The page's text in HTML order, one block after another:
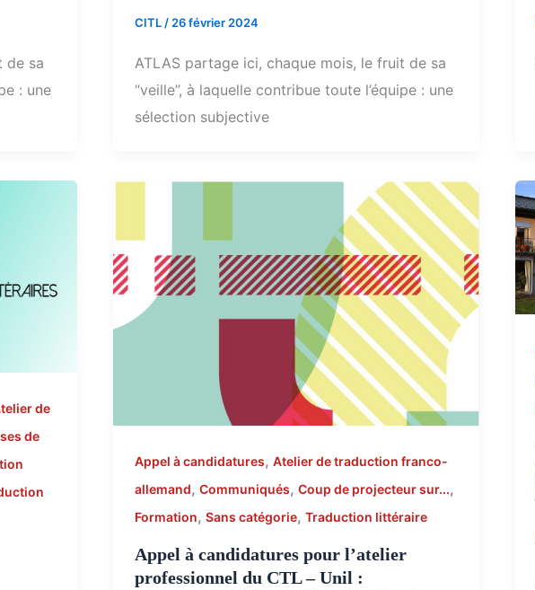
de sa
: une
CITL / 26 février 2024
ATLAS partage ici, chaque mois, le fruit de sa
“veille”, à laquelle contribue toute l’équipe : une
sélection subjective
de
de
Appel à candidatures, Atelier de traduction franco-
allemand, Communiqués, Coup de projecteur sur...,
Formation, Sans catégorie, Traduction littéraire
Appel à candidatures pour l’atelier
professionnel du CTL – Unil :